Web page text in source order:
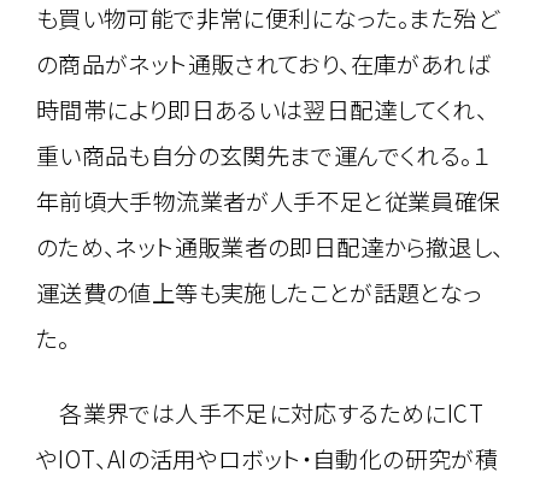
も買い物可能で非常に便利になった。また殆ど
の商品がネット通販されており、在庫があれば
時間帯により即日あるいは翌日配達してくれ、
重い商品も自分の玄関先まで運んでくれる。１
年前頃大手物流業者が人手不足と従業員確保
のため、ネット通販業者の即日配達から撤退し、
運送費の値上等も実施したことが話題となっ
た。
各業界では人手不足に対応するためにICT
やIOT、AIの活用やロボット・自動化の研究が積